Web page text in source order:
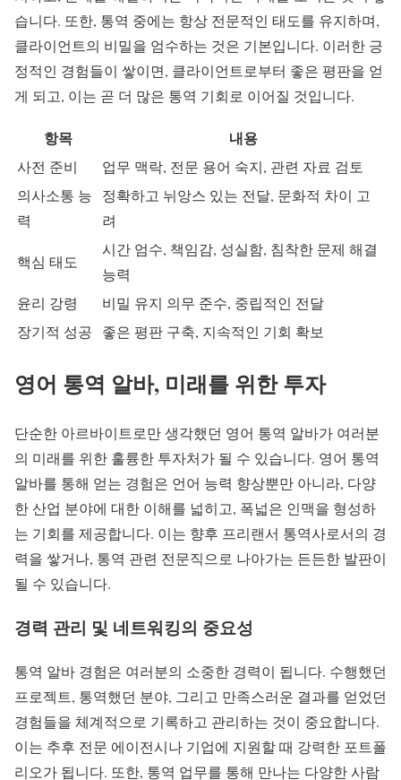
습니다. 또한, 통역 중에는 항상 전문적인 태도를 유지하며,
클라이언트의 비밀을 엄수하는 것은 기본입니다. 이러한 긍
정적인 경험들이 쌓이면, 클라이언트로부터 좋은 평판을 얻
게 되고, 이는 곧 더 많은 통역 기회로 이어질 것입니다.
항목 내용
사전 준비
업무 맥락, 전문 용어 숙지, 관련 자료 검토
의사소통 능
력
정확하고 뉘앙스 있는 전달, 문화적 차이 고
려
핵심 태도
시간 엄수, 책임감, 성실함, 침착한 문제 해결
능력
윤리 강령
비밀 유지 의무 준수, 중립적인 전달
장기적 성공
좋은 평판 구축, 지속적인 기회 확보
영어 통역 알바, 미래를 위한 투자
단순한 아르바이트로만 생각했던 영어 통역 알바가 여러분
의 미래를 위한 훌륭한 투자처가 될 수 있습니다. 영어 통역
알바를 통해 얻는 경험은 언어 능력 향상뿐만 아니라, 다양
한 산업 분야에 대한 이해를 넓히고, 폭넓은 인맥을 형성하
는 기회를 제공합니다. 이는 향후 프리랜서 통역사로서의 경
력을 쌓거나, 통역 관련 전문직으로 나아가는 든든한 발판이
될 수 있습니다.
경력 관리 및 네트워킹의 중요성
통역 알바 경험은 여러분의 소중한 경력이 됩니다. 수행했던
프로젝트, 통역했던 분야, 그리고 만족스러운 결과를 얻었던
경험들을 체계적으로 기록하고 관리하는 것이 중요합니다.
이는 추후 전문 에이전시나 기업에 지원할 때 강력한 포트폴
리오가 됩니다. 또한, 통역 업무를 통해 만나는 다양한 사람